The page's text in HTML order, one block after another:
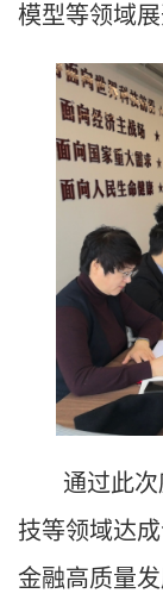
模型等领域展
通过此
技等领域达
金融高质量发